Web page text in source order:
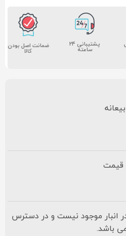
پشتیبانی ۲۴
ساعته ضمانت اصل بودن
کالا
قیمت
انبار موجود نیست و در دسترس
باشد.